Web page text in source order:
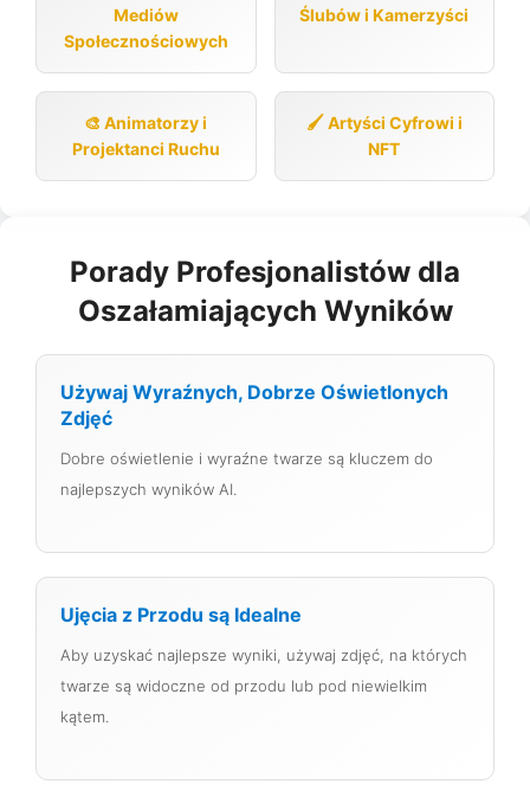
Mediów
Społecznościowych
Ślubów i Kamerzyści
🎨 Animatorzy i
Projektanci Ruchu
🖌️ Artyści Cyfrowi i
NFT
Porady Profesjonalistów dla
Oszałamiających Wyników
Używaj Wyraźnych, Dobrze Oświetlonych
Zdjęć
Dobre oświetlenie i wyraźne twarze są kluczem do
najlepszych wyników AI.
Ujęcia z Przodu są Idealne
Aby uzyskać najlepsze wyniki, używaj zdjęć, na których
twarze są widoczne od przodu lub pod niewielkim
kątem.